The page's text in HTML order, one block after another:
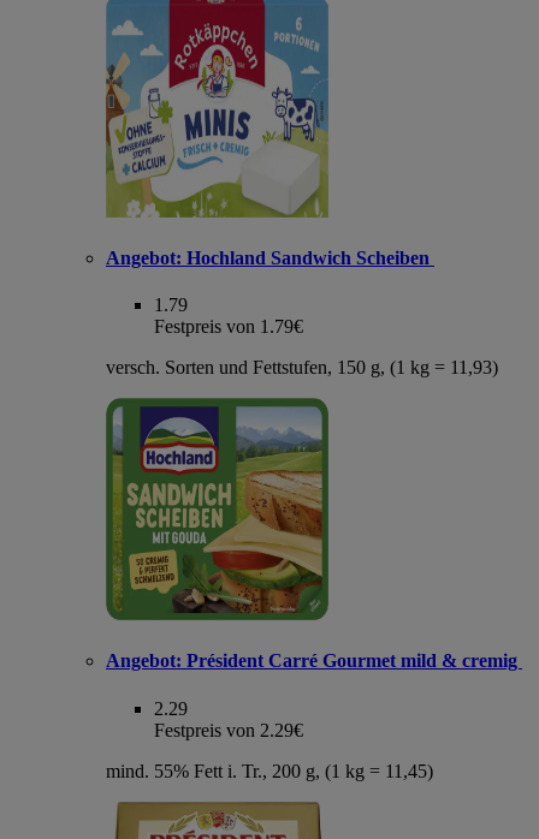
Angebot: Hochland Sandwich Scheiben
1.79
Festpreis von 1.79€
versch. Sorten und Fettstufen, 150 g, (1 kg = 11,93)
Angebot: Président Carré Gourmet mild & cremig
2.29
Festpreis von 2.29€
mind. 55% Fett i. Tr., 200 g, (1 kg = 11,45)